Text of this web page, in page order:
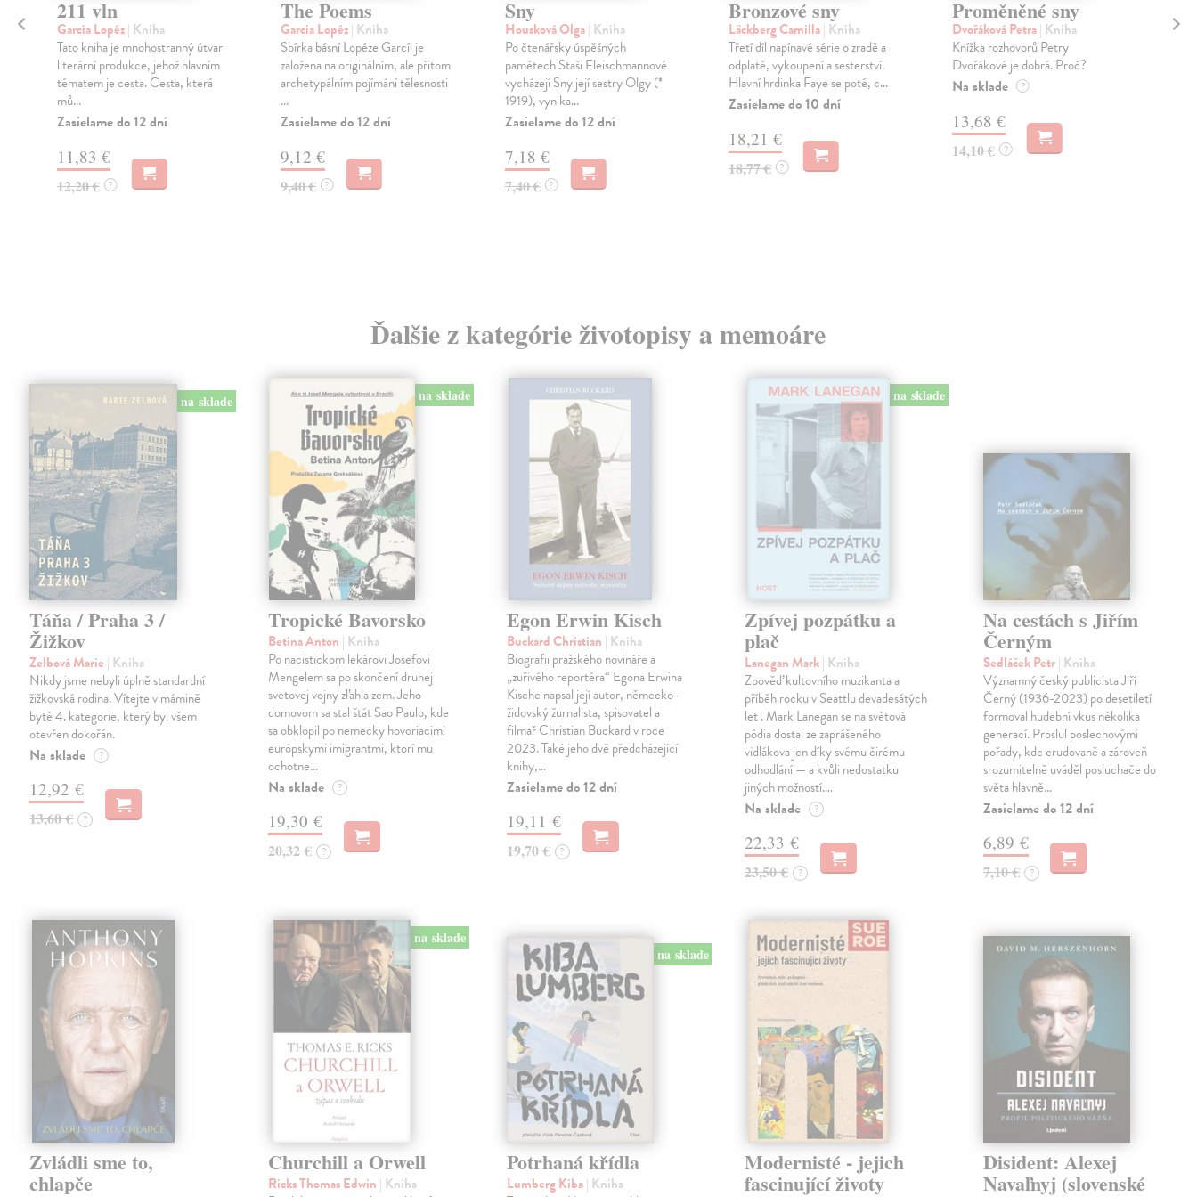
211 vln
García Lopéz| Kniha
Tato kniha je mnohostranný útvar
literární produkce, jehož hlavním
tématem je cesta. Cesta, která
mů...
Zasielame do 12 dní
11,83 €
12,20 € ?
The Poems
Garcia Lopéz| Kniha
Sbírka básní Lopéze Garcíi je
založena na originálním, ale přitom
archetypálním pojímání tělesnosti
...
Zasielame do 12 dní
9,12 €
9,40 € ?
Sny
Housková Olga| Kniha
Po čtenářsky úspěšných
pamětech Staši Fleischmannové
vycházejí Sny její sestry Olgy (*
1919), vynika...
Zasielame do 12 dní
7,18 €
7,40 € ?
Bronzové sny
Läckberg Camilla| Kniha
Třetí díl napínavé série o zradě a
odplatě, vykoupení a sesterství.
Hlavní hrdinka Faye se poté, c...
Zasielame do 10 dní
18,21 €
18,77 € ?
Proměněné sny
Dvořáková Petra| Kniha
Knížka rozhovorů Petry
Dvořákové je dobrá. Proč?
Na sklade ?
13,68 €
14,10 € ?
Ďalšie z kategórie životopisy a memoáre
na sklade
Táňa / Praha 3 /
Žižkov
Zelbová Marie | Kniha
Nikdy jsme nebyli úplně standardní
žižkovská rodina. Vítejte v mámině
bytě 4. kategorie, který byl všem
otevřen dokořán.
Na sklade ?
12,92 €
13,60 € ?
na sklade
Tropické Bavorsko
Betina Anton | Kniha
Po nacistickom lekárovi Josefovi
Mengelem sa po skončení druhej
svetovej vojny zľahla zem. Jeho
domovom sa stal štát Sao Paulo, kde
sa obklopil po nemecky hovoriacimi
európskymi imigrantmi, ktorí mu
ochotne…
Na sklade ?
19,30 €
20,32 € ?
Egon Erwin Kisch
Buckard Christian | Kniha
Biografii pražského novináře a
„zuřivého reportéra“ Egona Erwina
Kische napsal její autor, německo-
židovský žurnalista, spisovatel a
filmař Christian Buckard v roce
2023. Také jeho dvě předcházející
knihy,…
Zasielame do 12 dní
19,11 €
19,70 € ?
na sklade
Zpívej pozpátku a
plač
Lanegan Mark| Kniha
Zpověď kultovního muzikanta a
příběh rocku v Seattlu devadesátých
let . Mark Lanegan se na světová
pódia dostal ze zaprášeného
vidlákova jen díky svému čirému
odhodlání — a kvůli nedostatku
jiných možností.…
Na sklade ?
22,33 €
23,50 € ?
Na cestách s Jiřím
Černým
Sedláček Petr| Kniha
Významný český publicista Jiří
Černý (1936-2023) po desetiletí
formoval hudební vkus několika
generací. Proslul poslechovými
pořady, kde erudovaně a zároveň
srozumitelně uváděl posluchače do
světa hlavně…
Zasielame do 12 dní
6,89 €
7,10 € ?
Zvládli sme to,
chlapče
na sklade
Churchill a Orwell
Ricks Thomas Edwin | Kniha
na sklade
Potrhaná křídla
Lumberg Kiba| Kniha
Modernisté - jejich
fascinující životy
Disident: Alexej
Navaľnyj (slovenské